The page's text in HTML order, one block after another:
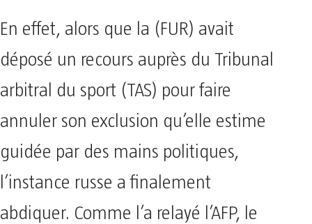
En effet, alors que la (FUR) avait
déposé un recours auprès du Tribunal
arbitral du sport (TAS) pour faire
annuler son exclusion qu’elle estime
guidée par des mains politiques,
l’instance russe a finalement
abdiquer. Comme l’a relayé l’AFP, le